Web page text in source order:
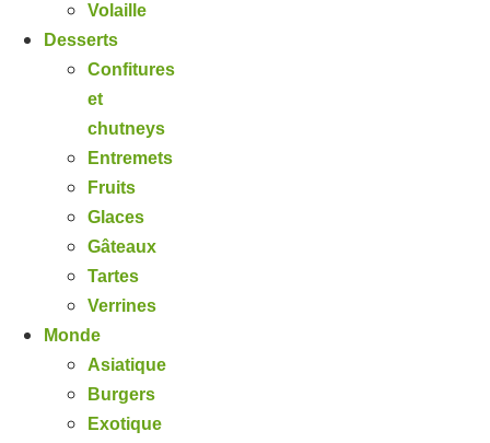
Volaille
Desserts
Confitures
et
chutneys
Entremets
Fruits
Glaces
Gâteaux
Tartes
Verrines
Monde
Asiatique
Burgers
Exotique